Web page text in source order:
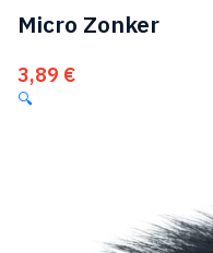
Micro Zonker
3,89 €
🔍